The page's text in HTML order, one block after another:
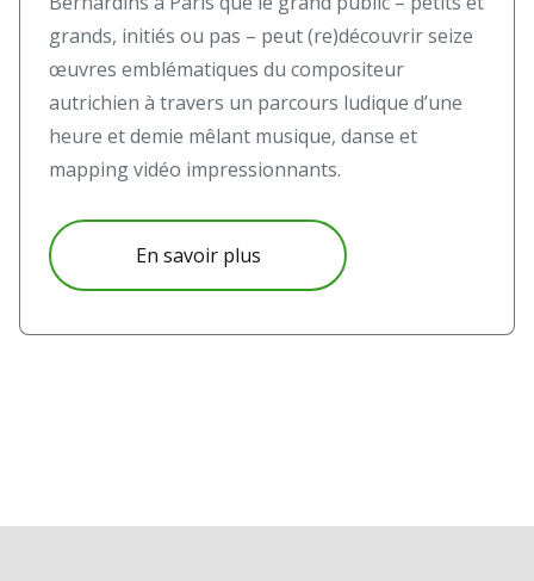
grands, initiés ou pas – peut (re)découvrir seize
œuvres emblématiques du compositeur
autrichien à travers un parcours ludique d’une
heure et demie mêlant musique, danse et
mapping vidéo impressionnants.
En savoir plus